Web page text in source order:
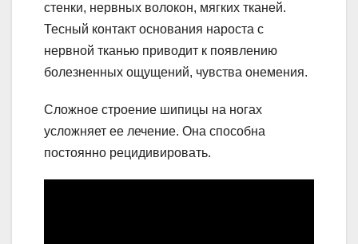
стенки, нервных волокон, мягких тканей.
Тесный контакт основания нароста с
нервной тканью приводит к появлению
болезненных ощущений, чувства онемения.
Сложное строение шипицы на ногах
усложняет ее лечение. Она способна
постоянно рецидивировать.